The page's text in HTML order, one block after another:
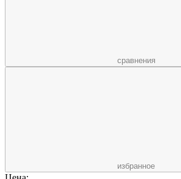
сравнения
избранное